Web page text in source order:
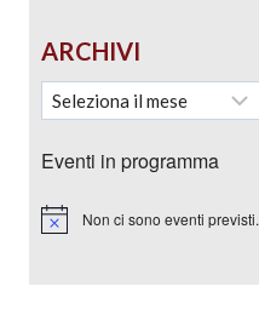
ARCHIVI
Eventi in programma
Notice Non ci sono eventi previsti.